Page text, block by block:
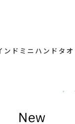
ンドミニハンドタオ